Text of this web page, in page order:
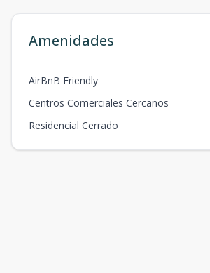
Amenidades
AirBnB Friendly
Centros Comerciales Cercanos
Residencial Cerrado